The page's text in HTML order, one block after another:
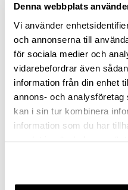
Denna webbplats
Vi använder
och annonserna till
för sociala medier och
vidarebefordrar även
information från din enhet
annons- och
kan i sin tur kombinera
information som du har
Jönköping huvudlager
Jönköping butik
Malmö butik
Stockholm butik
Snabba leveranser